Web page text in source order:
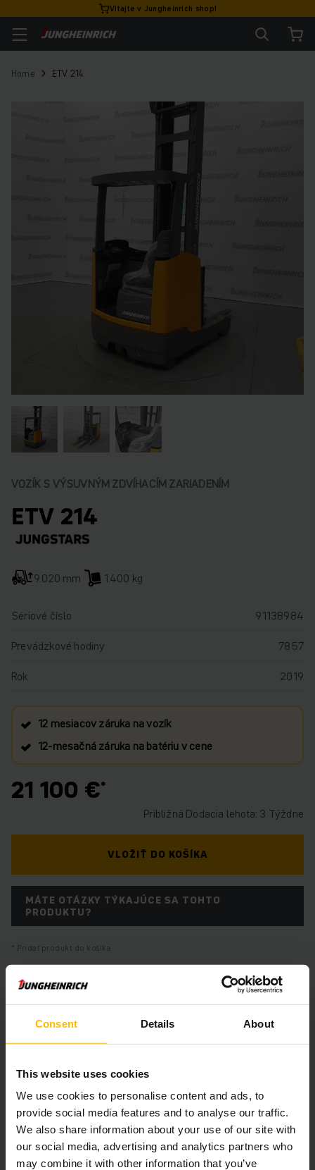
Consent Details About
This website uses cookies
We use cookies to personalise content and ads, to
provide social media features and to analyse our traffic.
We also share information about your use of our site with
our social media, advertising and analytics partners who
may combine it with other information that you’ve
Vitajte v Jungheinrich shop!
Home ETV 214
VOZÍK S VÝSUVNÝM ZDVÍHACÍM ZARIADENÍM
ETV 214
9.020 mm 1.400 kg
Sériové číslo
91138984
Prevádzkové hodiny
7857
Rok
2019
12 mesiacov záruka na vozík
12‑mesačná záruka na batériu v cene
21 100 €
Približná Dodacia lehota: 3 Týždne
VLOŽIŤ DO KOŠÍKA
MÁTE OTÁZKY TÝKAJÚCE SA TOHTO
PRODUKTU?
Pridať produkt do košíka
Informácie o výrobku
Nasledujúca časť poskytuje komplexný prehľad technických
Technické údaje
Batéria
Oloveno-kyselinová, 48 V /
775 Ah